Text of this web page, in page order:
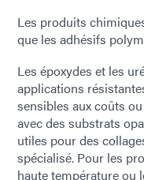
Les produits
que les adhésifs
Les époxydes et les
applications
sensibles aux coûts
avec des substrats
utiles pour des
spécialisé. Pour les
haute température ou